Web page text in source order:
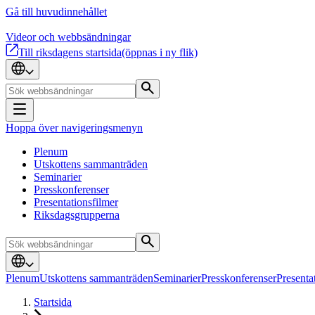
Gå till huvudinnehållet
Videor och webbsändningar
Till riksdagens startsida(öppnas i ny flik)
Hoppa över navigeringsmenyn
Plenum
Utskottens sammanträden
Seminarier
Presskonferenser
Presentationsfilmer
Riksdagsgrupperna
PlenumUtskottens sammanträdenSeminarierPresskonferenser
Startsida